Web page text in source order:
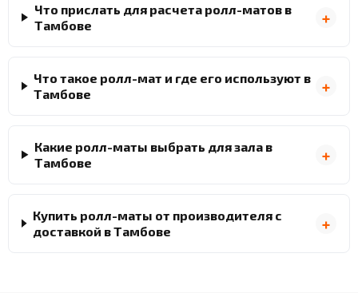
Что прислать для расчета ролл-матов в
Тамбове
Что такое ролл-мат и где его используют в
Тамбове
Какие ролл-маты выбрать для зала в
Тамбове
Купить ролл-маты от производителя с
доставкой в Тамбове